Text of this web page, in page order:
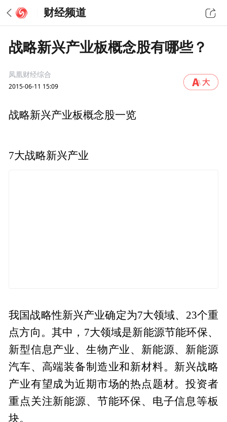
财经频道
战略新兴产业板概念股有哪些？
凤凰财经综合
2015-06-11 15:09
战略新兴产业板概念股一览
7大战略新兴产业
我国战略性新兴产业确定为7大领域、23个重
点方向。其中，7大领域是新能源节能环保、
新型信息产业、生物产业、新能源、新能源
汽车、高端装备制造业和新材料。新兴战略
产业有望成为近期市场的热点题材。投资者
重点关注新能源、节能环保、电子信息等板
块。